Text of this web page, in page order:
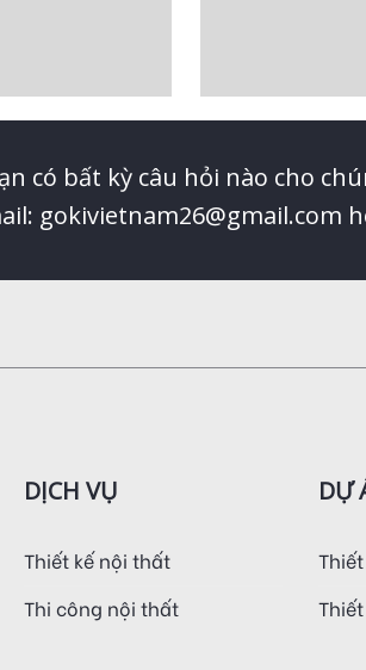
có bất kỳ câu hỏi nào cho
gokivietnam26@gmail.com
DỊCH VỤ
Thiết kế nội thất
Thi công nội thất
DỰ